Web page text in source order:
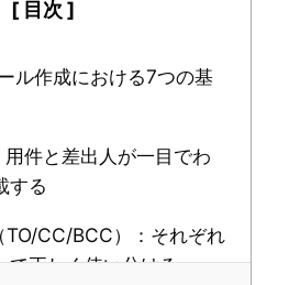
ル作成における7つの基
件と差出人が一目でわ
する
CC/BCC）：それぞれ
て正しく使い分ける